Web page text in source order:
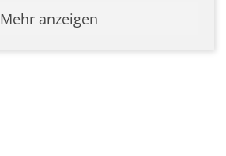
Mehr anzeigen